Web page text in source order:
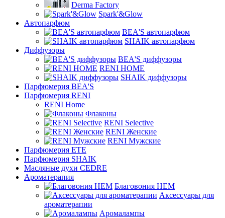
Derma Factory
Spark'&Glow
Автопарфюм
BEA'S автопарфюм
SHAIK автопарфюм
Диффузоры
BEA'S диффузоры
RENI HOME
SHAIK диффузоры
Парфюмерия BEA'S
Парфюмерия RENI
RENI Home
Флаконы
RENI Selective
RENI Женские
RENI Мужские
Парфюмерия ETE
Парфюмерия SHAIK
Масляные духи CEDRE
Ароматерапия
Благовония HEM
Аксессуары для
ароматерапии
Аромалампы